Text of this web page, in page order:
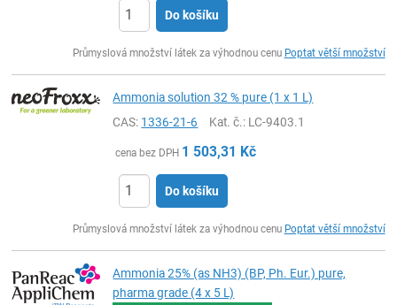
Do košíku
Průmyslová množství látek za výhodnou cenu Poptat větší množství
Ammonia solution 32 % pure (1 x 1 L)
CAS: 1336-21-6 Kat. č.: LC-9403.1
cena bez DPH 1 503,31 Kč
Do košíku
Průmyslová množství látek za výhodnou cenu Poptat větší množství
Ammonia 25% (as NH3) (BP, Ph. Eur.) pure,
pharma grade (4 x 5 L)